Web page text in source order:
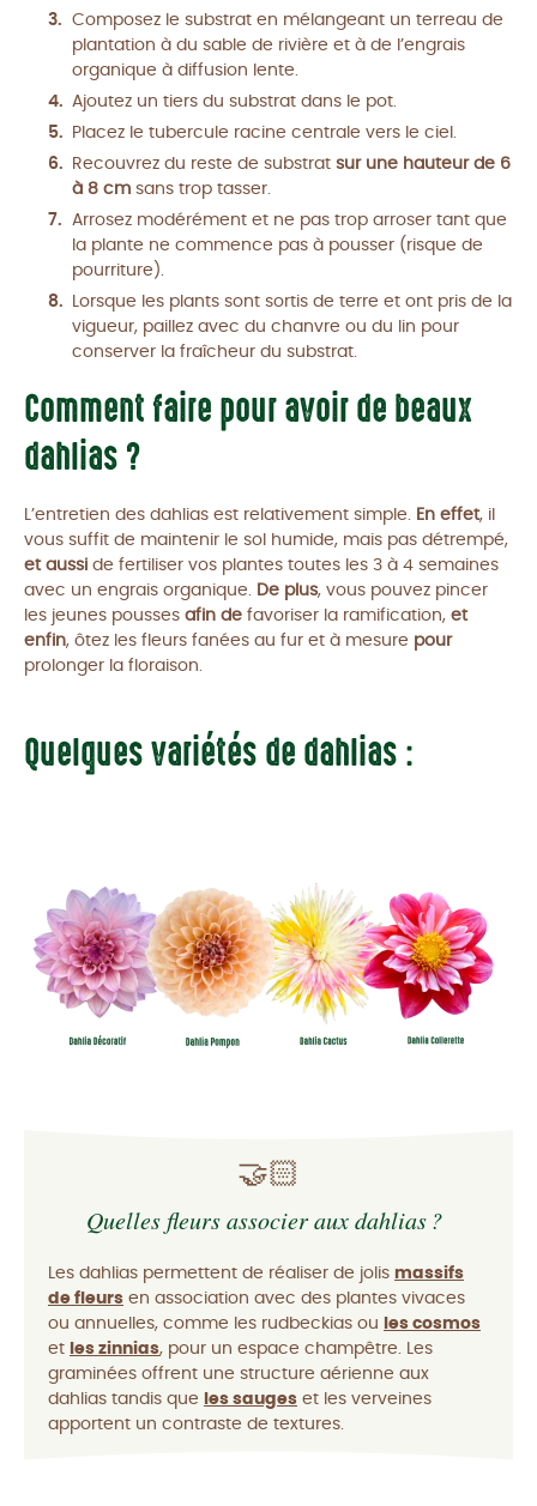
Composez le substrat en mélangeant un terreau de
plantation à du sable de rivière et à de l’engrais
organique à diffusion lente.
Ajoutez un tiers du substrat dans le pot.
Placez le tubercule racine centrale vers le ciel.
Recouvrez du reste de substrat sur une hauteur de 6
à 8 cm sans trop tasser.
Arrosez modérément et ne pas trop arroser tant que
la plante ne commence pas à pousser (risque de
pourriture).
Lorsque les plants sont sortis de terre et ont pris de la
vigueur, paillez avec du chanvre ou du lin pour
conserver la fraîcheur du substrat.
Comment faire pour avoir de beaux
dahlias ?
L’entretien des dahlias est relativement simple. En effet, il
vous suffit de maintenir le sol humide, mais pas détrempé,
et aussi de fertiliser vos plantes toutes les 3 à 4 semaines
avec un engrais organique. De plus, vous pouvez pincer
les jeunes pousses afin de favoriser la ramification, et
enfin, ôtez les fleurs fanées au fur et à mesure pour
prolonger la floraison.
Quelques variétés de dahlias :
🤝🏻
Quelles fleurs associer aux dahlias ?
Les dahlias permettent de réaliser de jolis massifs
de fleurs en association avec des plantes vivaces
ou annuelles, comme les rudbeckias ou
les cosmos
et les zinnias, pour un espace champêtre. Les
graminées offrent une structure aérienne aux
dahlias tandis que
les sauges et les verveines
apportent un contraste de textures.